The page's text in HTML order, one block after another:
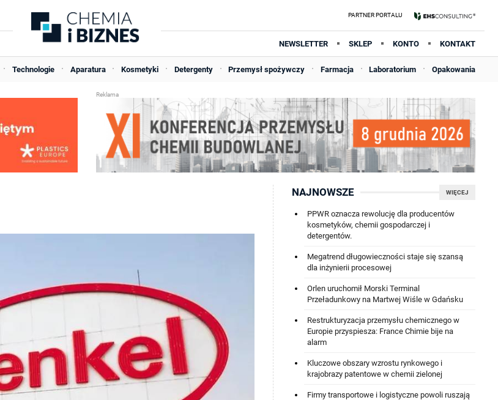
NEWSLETTER SKLEP KONTO KONTAKT
Technologie Aparatura Kosmetyki Detergenty Przemysł spożywczy Farmacja Laboratorium Opakowania
WIĘCEJ
NAJNOWSZE
PPWR oznacza rewolucję dla producentów
kosmetyków, chemii gospodarczej i
detergentów.
Megatrend długowieczności staje się szansą
dla inżynierii procesowej
Orlen uruchomił Morski Terminal
Przeładunkowy na Martwej Wiśle w Gdańsku
Restrukturyzacja przemysłu chemicznego w
Europie przyspiesza: France Chimie bije na
alarm
Kluczowe obszary wzrostu rynkowego i
krajobrazy patentowe w chemii zielonej
Firmy transportowe i logistyczne powoli ruszają